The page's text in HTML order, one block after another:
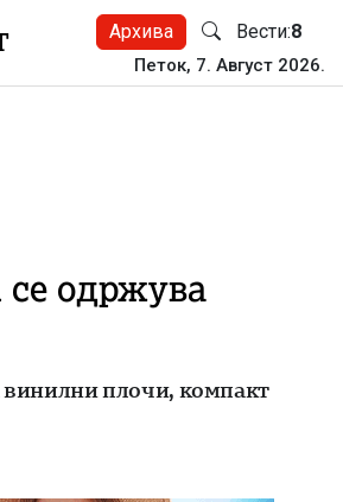
Архива Вести:8
Петок, 7. Август 2026.
се одржува
винилни плочи, компакт